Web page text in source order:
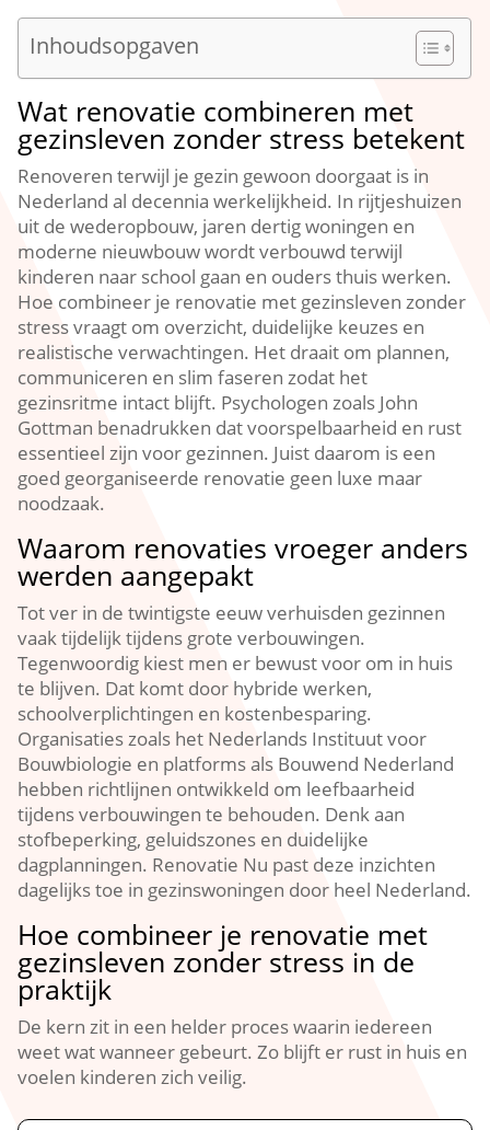
Inhoudsopgaven
Wat renovatie combineren met
gezinsleven zonder stress betekent
Renoveren terwijl je gezin gewoon doorgaat is in
Nederland al decennia werkelijkheid.​ In rijtjeshuizen
uit de wederopbouw, jaren dertig woningen en
moderne nieuwbouw wordt verbouwd terwijl
kinderen naar school gaan en ouders thuis werken.​
Hoe combineer je renovatie met gezinsleven zonder
stress vraagt om overzicht, duidelijke keuzes en
realistische verwachtingen.​ Het draait om plannen,
communiceren en slim faseren zodat het
gezinsritme intact blijft.​ Psychologen zoals John
Gottman benadrukken dat voorspelbaarheid en rust
essentieel zijn voor gezinnen.​ Juist daarom is een
goed georganiseerde renovatie geen luxe maar
noodzaak.​
Waarom renovaties vroeger anders
werden aangepakt
Tot ver in de twintigste eeuw verhuisden gezinnen
vaak tijdelijk tijdens grote verbouwingen.​
Tegenwoordig kiest men er bewust voor om in huis
te blijven.​ Dat komt door hybride werken,
schoolverplichtingen en kostenbesparing.​
Organisaties zoals het Nederlands Instituut voor
Bouwbiologie en platforms als Bouwend Nederland
hebben richtlijnen ontwikkeld om leefbaarheid
tijdens verbouwingen te behouden.​ Denk aan
stofbeperking, geluidszones en duidelijke
dagplanningen.​ Renovatie Nu past deze inzichten
dagelijks toe in gezinswoningen door heel Nederland.​
Hoe combineer je renovatie met
gezinsleven zonder stress in de
praktijk
De kern zit in een helder proces waarin iedereen
weet wat wanneer gebeurt.​ Zo blijft er rust in huis en
voelen kinderen zich veilig.​